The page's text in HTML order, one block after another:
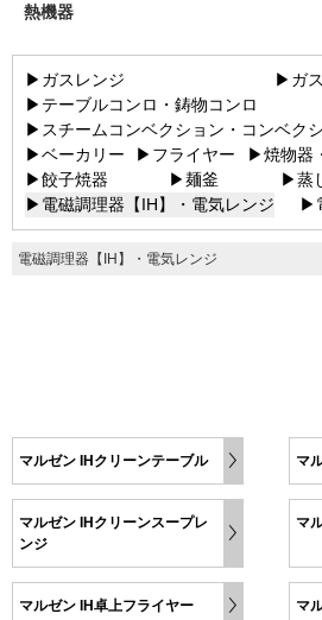
熱機器
▶ガスレンジ
▶ガ
▶テーブルコンロ・鋳物コンロ
▶スチームコンベクション・コンベク
▶ベーカリー
▶フライヤー ▶焼物器
▶餃子焼器
▶麺釜 ▶蒸
▶電磁調理器【IH】・電気レンジ
▶
電磁調理器【IH】・電気レンジ
マルゼン IHクリーンテーブル マ
マルゼン IHクリーンスープレ
ンジ
マ
マルゼン IH卓上フライヤー マ